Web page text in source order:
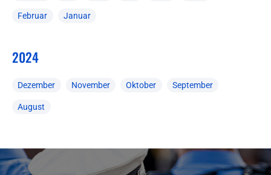
Februar Januar
2024
Dezember November Oktober September
August